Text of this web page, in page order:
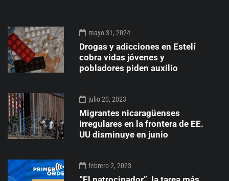
mayo 31, 2024
Drogas y adicciones en Estelí
cobra vidas jóvenes y
pobladores piden auxilio
julio 20, 2023
Migrantes nicaragüenses
irregulares en la frontera de EE.
UU disminuye en junio
febrero 2, 2023